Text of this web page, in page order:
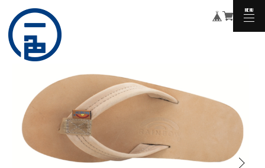
MENU
CLOSE